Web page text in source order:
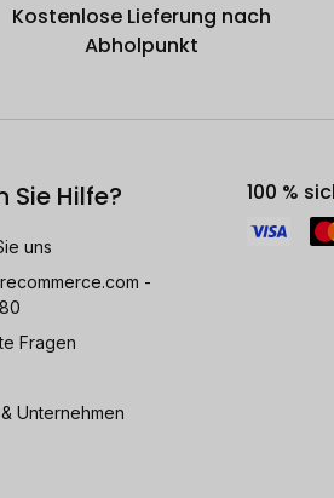
Kostenlose Lieferung nach
Abholpunkt
Sie Hilfe?
uns
-
Fragen
Unternehmen
100 %